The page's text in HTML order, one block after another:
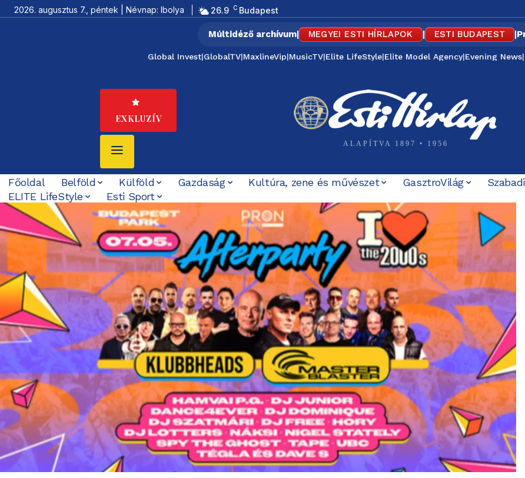
2026. augusztus 7., péntek | Névnap: Ibolya 26.9 C Budapest
Múltidéző archívum| MEGYEI ESTI HÍRLAPOK | ESTI BUDAPEST |
Global Invest|GlobalTV|MaxlineVip|MusicTV|Elite LifeStyle|Elite Model Agency|Evening News|
EXKLUZÍV
ALAPÍTVA 1897 • 1956
Főoldal Belföld Külföld Gazdaság Kultúra, zene és művészet GasztroVilág
ELITE LifeStyle
Esti Sport